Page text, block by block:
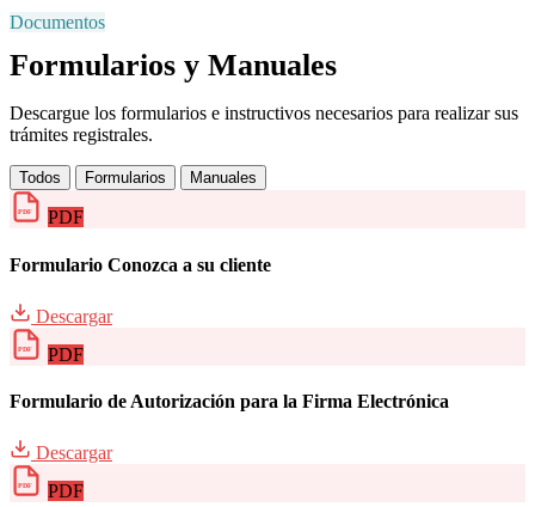
Documentos
Formularios y Manuales
Descargue los formularios e instructivos necesarios para realizar sus
trámites registrales.
Todos Formularios Manuales
PDF PDF
Formulario Conozca a su cliente
Descargar
PDF PDF
Formulario de Autorización para la Firma Electrónica
Descargar
PDF PDF